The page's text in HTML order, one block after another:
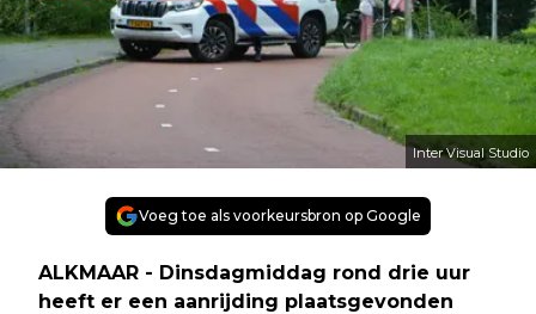
Inter Visual Studio
Voeg toe als voorkeursbron op Google
ALKMAAR - Dinsdagmiddag rond drie uur
heeft er een aanrijding plaatsgevonden